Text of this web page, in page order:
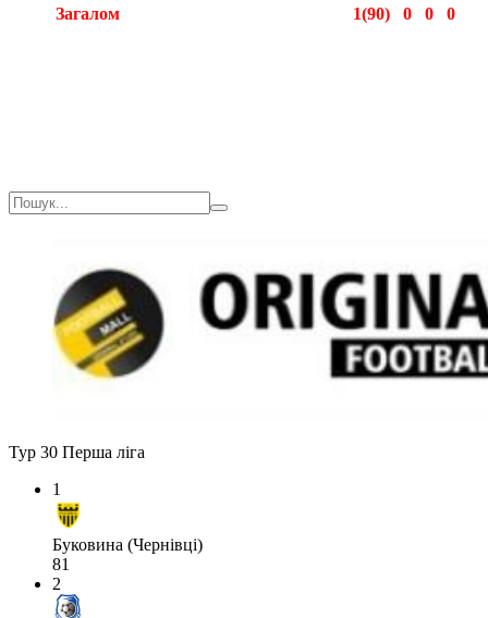
Загалом
1(90) 0 0
0
Тур 30 Перша ліга
1
Буковина (Чернівці)
81
2